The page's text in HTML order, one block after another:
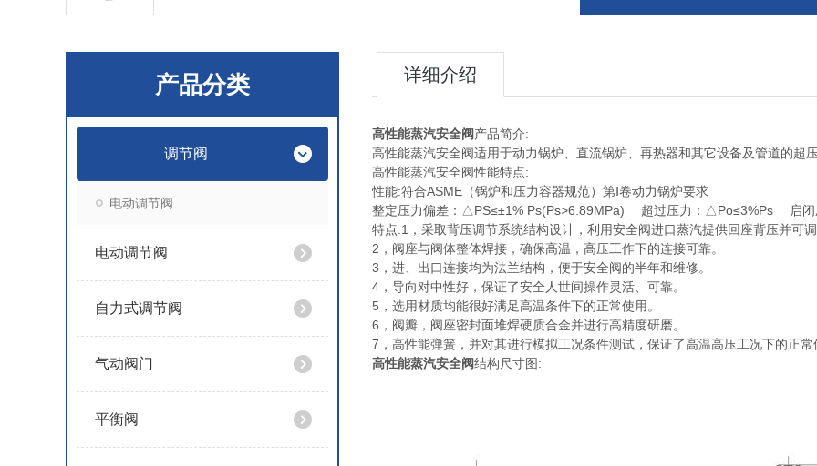
产品分类
调节阀
电动调节阀
电动调节阀
自力式调节阀
气动阀门
平衡阀
详细介绍
高性能蒸汽安全阀产品简介:
高性能蒸汽安全阀适用于动力锅炉、直流锅炉、再热器和其它设备及管道的超
高性能蒸汽安全阀性能特点:
性能:符合ASME（锅炉和压力容器规范）第Ⅰ卷动力锅炉要求
整定压力偏差：△PS≤±1% Ps(Ps>6.89MPa) 超过压力：△Po≤3%Ps 启闭
特点:1，采取背压调节系统结构设计，利用安全阀进口蒸汽提供回座背压并可
2，阀座与阀体整体焊接，确保高温，高压工作下的连接可靠。
3，进、出口连接均为法兰结构，便于安全阀的半年和维修。
4，导向对中性好，保证了安全人世间操作灵活、可靠。
5，选用材质均能很好满足高温条件下的正常使用。
6，阀瓣，阀座密封面堆焊硬质合金并进行高精度研磨。
7，高性能弹簧，并对其进行模拟工况条件测试，保证了高温高压工况下的正
高性能蒸汽安全阀结构尺寸图: